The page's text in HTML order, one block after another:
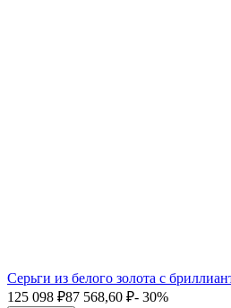
Серьги из белого золота с
125 098 ₽87 568,60 ₽- 30%